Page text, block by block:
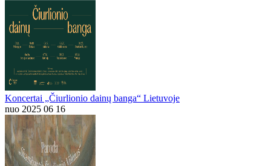
Koncertai „Čiurlionio dainų banga“ Lietuvoje
nuo 2025 06 16